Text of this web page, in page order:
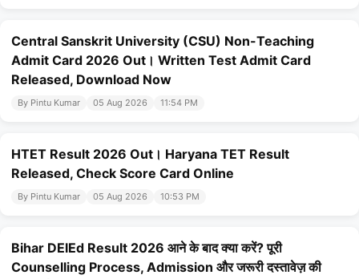
Central Sanskrit University (CSU) Non-Teaching
Admit Card 2026 Out। Written Test Admit Card
Released, Download Now
By Pintu Kumar 05 Aug 2026 11:54 PM
HTET Result 2026 Out। Haryana TET Result
Released, Check Score Card Online
By Pintu Kumar 05 Aug 2026 10:53 PM
Bihar DElEd Result 2026 आने के बाद क्या करें? पूरी
Counselling Process, Admission और जरूरी दस्तावेज़ की